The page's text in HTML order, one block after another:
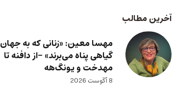
آخرین مطالب
مهسا معین: «زنانی که به جهان
گیاهی پناه می‌برند» -از دافنه تا
مهدخت و یونگ‌هه
8 آگوست 2026